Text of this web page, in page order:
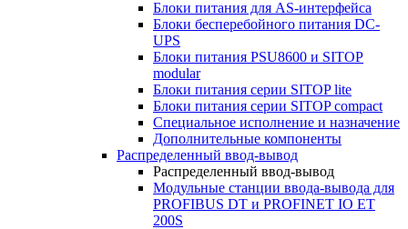
Блоки питания для AS-интерфейса
Блоки бесперебойного питания DC-
UPS
Блоки питания PSU8600 и SITOP
modular
Блоки питания серии SITOP lite
Блоки питания серии SITOP compact
Специальное исполнение и назначение
Дополнительные компоненты
Распределенный ввод-вывод
Распределенный ввод-вывод
Модульные станции ввода-вывода для
PROFIBUS DT и PROFINET IO ET
200S